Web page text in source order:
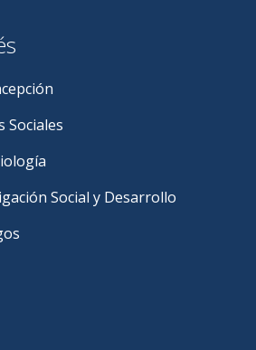
Sociales
Social y Desarrollo